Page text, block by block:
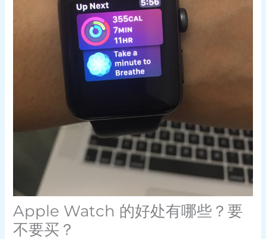
Apple Watch 的好处有哪些？要
不要买？